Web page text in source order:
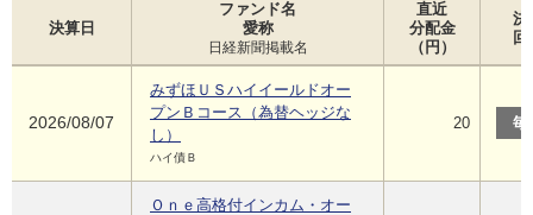
決算日
ファンド名
愛称
日経新聞掲載名
直近
分配金
（円）
決
回
2026/08/07
みずほＵＳハイイールドオー
プンＢコース（為替ヘッジな
し）
ハイ債Ｂ
20 毎
Ｏｎｅ高格付インカム・オー